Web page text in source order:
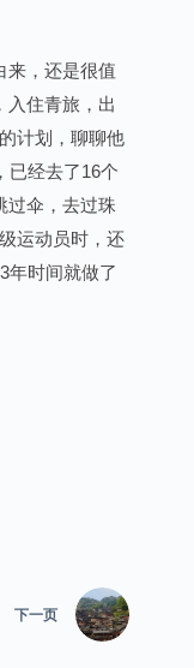
来，还是很值
入住青旅，出
计划，聊聊他
已经去了16个
过伞，去过珠
运动员时，还
年时间就做了
下一页